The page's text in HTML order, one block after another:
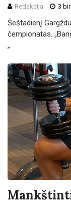
Redakcija 3
Šeštadienį
čempionatas.
„